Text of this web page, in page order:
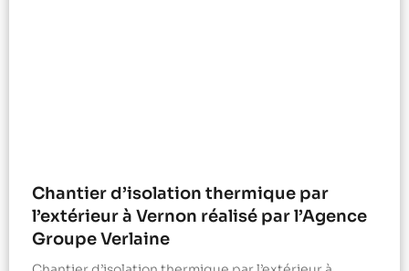
Chantier d’isolation thermique par
l’extérieur à Vernon réalisé par l’Agence
Groupe Verlaine